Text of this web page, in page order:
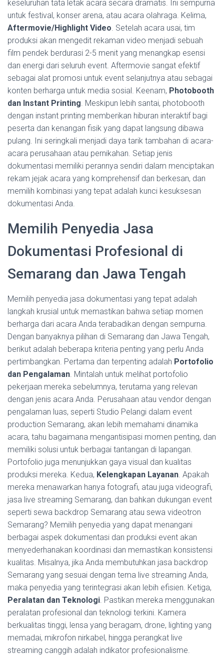
keseluruhan tata letak acara secara dramatis. Ini sempurna
untuk festival, konser arena, atau acara olahraga. Kelima,
Aftermovie/Highlight Video. Setelah acara usai, tim
produksi akan mengedit rekaman video menjadi sebuah
film pendek berdurasi 2-5 menit yang menangkap esensi
dan energi dari seluruh event. Aftermovie sangat efektif
sebagai alat promosi untuk event selanjutnya atau sebagai
konten berharga untuk media sosial. Keenam, Photobooth
dan Instant Printing. Meskipun lebih santai, photobooth
dengan instant printing memberikan hiburan interaktif bagi
peserta dan kenangan fisik yang dapat langsung dibawa
pulang. Ini seringkali menjadi daya tarik tambahan di acara-
acara perusahaan atau pernikahan. Setiap jenis
dokumentasi memiliki perannya sendiri dalam menciptakan
rekam jejak acara yang komprehensif dan berkesan, dan
memilih kombinasi yang tepat adalah kunci kesuksesan
dokumentasi Anda.
Memilih Penyedia Jasa
Dokumentasi Profesional di
Semarang dan Jawa Tengah
Memilih penyedia jasa dokumentasi yang tepat adalah
langkah krusial untuk memastikan bahwa setiap momen
berharga dari acara Anda terabadikan dengan sempurna.
Dengan banyaknya pilihan di Semarang dan Jawa Tengah,
berikut adalah beberapa kriteria penting yang perlu Anda
pertimbangkan. Pertama dan terpenting adalah Portofolio
dan Pengalaman. Mintalah untuk melihat portofolio
pekerjaan mereka sebelumnya, terutama yang relevan
dengan jenis acara Anda. Perusahaan atau vendor dengan
pengalaman luas, seperti Studio Pelangi dalam event
production Semarang, akan lebih memahami dinamika
acara, tahu bagaimana mengantisipasi momen penting, dan
memiliki solusi untuk berbagai tantangan di lapangan.
Portofolio juga menunjukkan gaya visual dan kualitas
produksi mereka. Kedua, Kelengkapan Layanan. Apakah
mereka menawarkan hanya fotografi, atau juga videografi,
jasa live streaming Semarang, dan bahkan dukungan event
seperti sewa backdrop Semarang atau sewa videotron
Semarang? Memilih penyedia yang dapat menangani
berbagai aspek dokumentasi dan produksi event akan
menyederhanakan koordinasi dan memastikan konsistensi
kualitas. Misalnya, jika Anda membutuhkan jasa backdrop
Semarang yang sesuai dengan tema live streaming Anda,
maka penyedia yang terintegrasi akan lebih efisien. Ketiga,
Peralatan dan Teknologi. Pastikan mereka menggunakan
peralatan profesional dan teknologi terkini. Kamera
berkualitas tinggi, lensa yang beragam, drone, lighting yang
memadai, mikrofon nirkabel, hingga perangkat live
streaming canggih adalah indikator profesionalisme.